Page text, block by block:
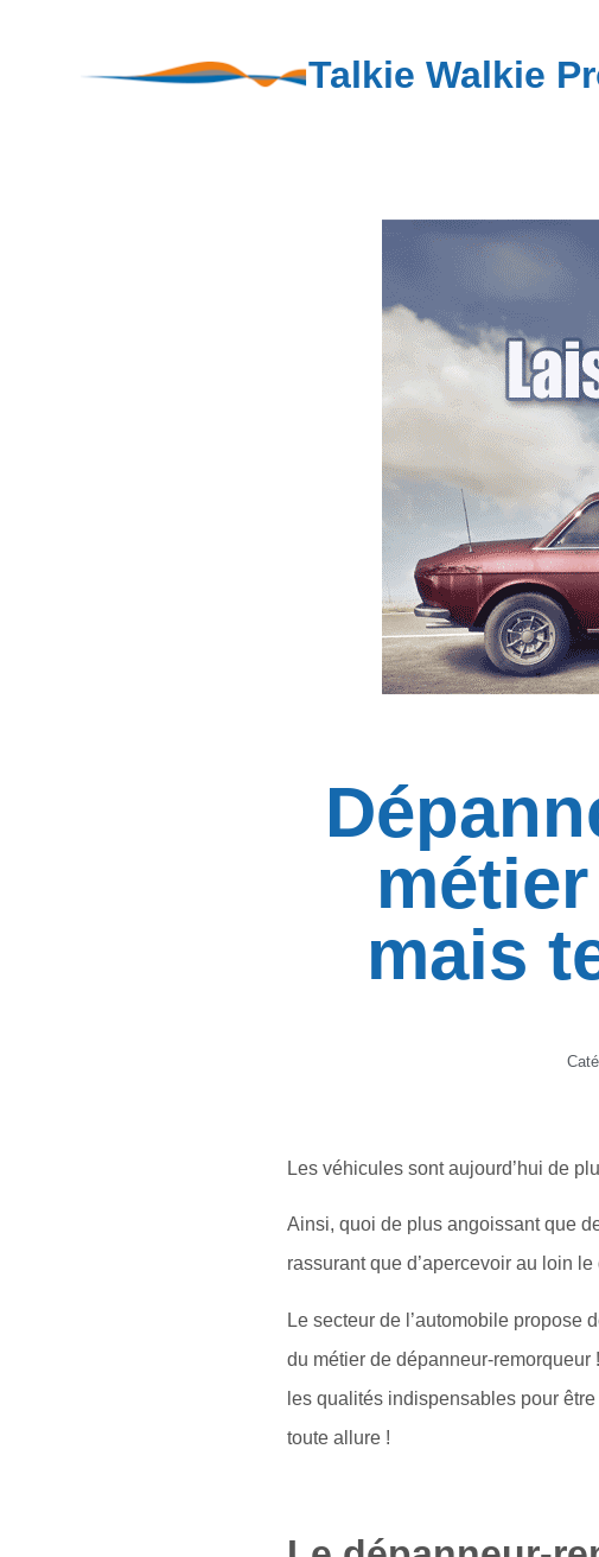
Talkie Walkie
mais
Les véhicules sont aujourd’hui de
Ainsi, quoi de plus angoissant que
rassurant que d’apercevoir au loin
Le secteur de l’automobile propose
du métier de dépanneur-
les qualités indispensables pour
toute allure !